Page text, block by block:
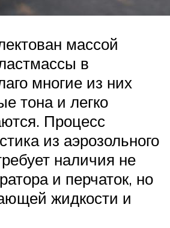
массой
в
многие из них
тона и легко
Процесс
из аэрозольного
наличия не
и перчаток, но
жидкости и